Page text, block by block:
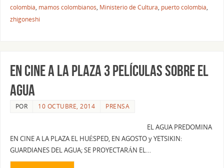
colombia, mamos colombianos, Ministerio de Cultura, puerto colombia,
zhigoneshi
EN CINE A LA PLAZA 3 PELÍCULAS SOBRE EL
AGUA
POR 10 OCTUBRE, 2014 PRENSA
EL AGUA PREDOMINA
EN CINE A LA PLAZA EL HUÉSPED, EN AGOSTO y YETSIKIN:
GUARDIANES DEL AGUA; SE PROYECTARÁN EL…